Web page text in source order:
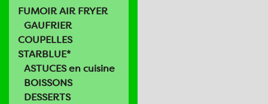
FUMOIR AIR FRYER
GAUFRIER
COUPELLES
STARBLUE*
ASTUCES en cuisine
BOISSONS
DESSERTS